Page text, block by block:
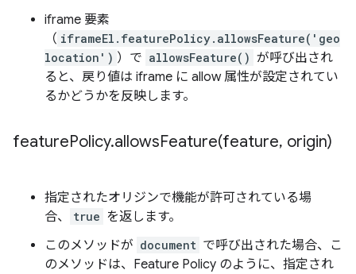
iframe 要素
（ iframeEl.featurePolicy.allowsFeature('geo
location') ）で allowsFeature() が呼び出され
ると、戻り値は iframe に allow 属性が設定されてい
るかどうかを反映します。
featurePolicy.allowsFeature(feature, origin)
指定されたオリジンで機能が許可されている場
合、
true を返します。
このメソッドが document で呼び出された場合、こ
のメソッドは、Feature Policy のように、指定され